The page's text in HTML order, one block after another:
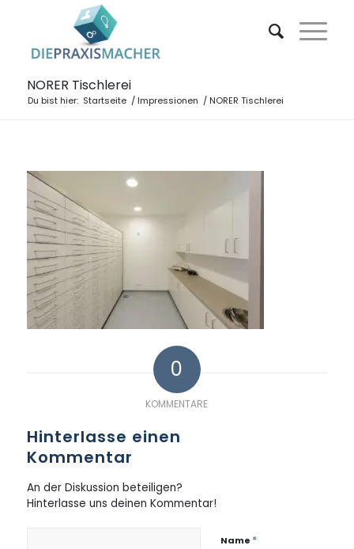
NORER Tischlerei
Du bist hier: Startseite / Impressionen / NORER Tischlerei
0
KOMMENTARE
Hinterlasse einen
Kommentar
An der Diskussion beteiligen?
Hinterlasse uns deinen Kommentar!
Name *